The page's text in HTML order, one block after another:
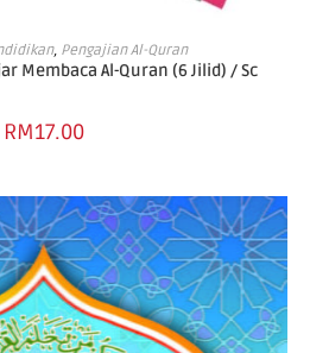
TO BASKET
, Pengajian Al-Quran
Membaca Al-Quran (6 Jilid) / Sc
RM17.00